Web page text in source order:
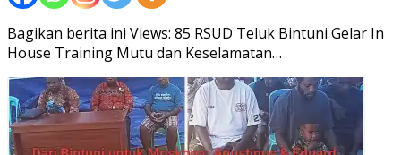
Bagikan berita ini Views: 85 RSUD Teluk Bintuni Gelar In
House Training Mutu dan Keselamatan…